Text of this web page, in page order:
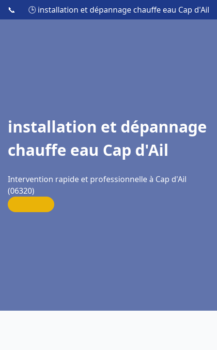
📞 🕒 installation et dépannage chauffe eau Cap d'Ail
installation et dépannage
chauffe eau Cap d'Ail
Intervention rapide et professionnelle à Cap d'Ail
(06320)